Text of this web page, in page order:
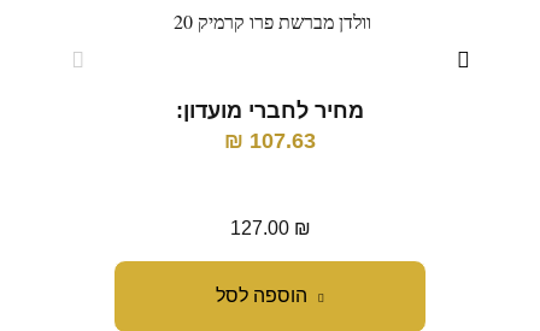
הוספה לסל
וולדן מברשת פרו קרמיק 20
מחיר לחברי מועדון:
107.63
₪
127.00 ₪